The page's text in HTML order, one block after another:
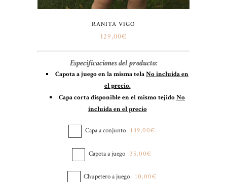
RANITA VIGO
129,00€
Especificaciones del producto:
Capota a juego en la misma telaNo incluida en
el precio.
Capa corta disponible en el mismo tejidoNo
incluida en el precio
Capa a conjunto 149,00€
Capota a juego 35,00€
Chupetero a juego 10,00€